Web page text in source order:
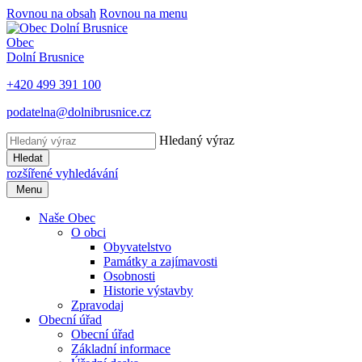
Rovnou na obsah Rovnou na menu
Obec
Dolní Brusnice
+420 499 391 100
podatelna@dolnibrusnice.cz
Hledaný výraz
Hledat
rozšířené vyhledávání
Menu
Naše Obec
O obci
Obyvatelstvo
Památky a zajímavosti
Osobnosti
Historie výstavby
Zpravodaj
Obecní úřad
Obecní úřad
Základní informace